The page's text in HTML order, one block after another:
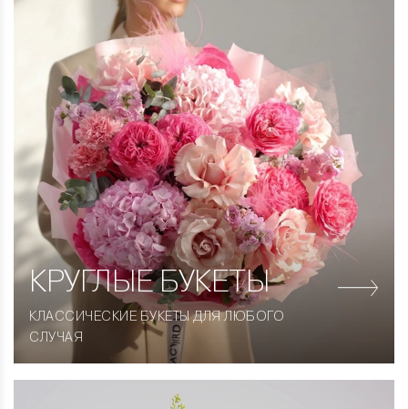
КРУГЛЫЕБУКЕТЫ
КЛАССИЧЕСКИЕ БУКЕТЫ ДЛЯ ЛЮБОГО
СЛУЧАЯ